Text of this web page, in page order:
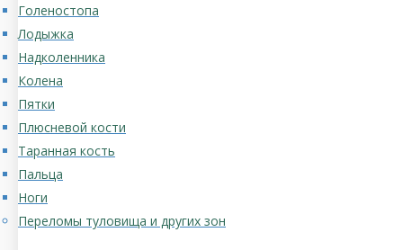
Голеностопа
Лодыжка
Надколенника
Колена
Пятки
Плюсневой кости
Таранная кость
Пальца
Ноги
Переломы туловища и других зон